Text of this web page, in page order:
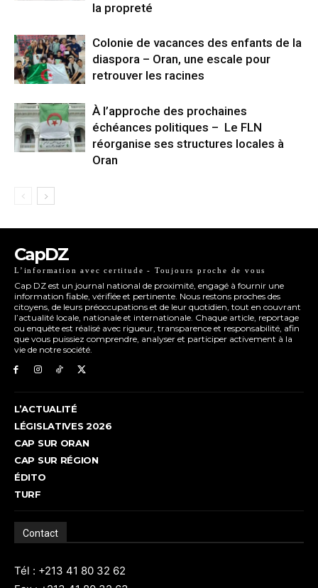
la propreté
Colonie de vacances des enfants de la
diaspora – Oran, une escale pour
retrouver les racines
À l’approche des prochaines
échéances politiques – Le FLN
réorganise ses structures locales à
Oran
CapDZ
L’information avec certitude - Toujours proche de vous
Cap DZ est un journal national de proximité, engagé à fournir une
information fiable, vérifiée et pertinente. Nous restons proches des
citoyens, de leurs préoccupations et de leur quotidien, tout en couvrant
l’actualité locale, nationale et internationale. Chaque article, reportage
ou enquête est réalisé avec rigueur, transparence et responsabilité, afin
que vous puissiez comprendre, analyser et participer activement à la
vie de notre société.
L’ACTUALITÉ
LÉGISLATIVES 2026
CAP SUR ORAN
CAP SUR RÉGION
ÉDITO
TURF
Contact
Tél : +213 41 80 32 62